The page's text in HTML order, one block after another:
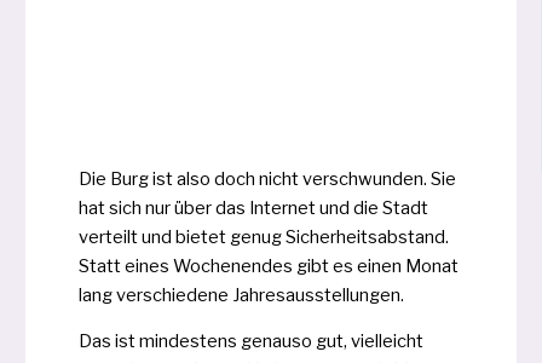
Die Burg ist also doch nicht ver­schwun­den. Sie
hat sich nur über das Internet und die Stadt
ver­teilt und bie­tet genug Sicherheitsabstand.
Statt eines Wochenendes gibt es einen Monat
lang ver­schie­de­ne Jahresausstellungen.
Das ist min­des­tens genau­so gut, viel­leicht